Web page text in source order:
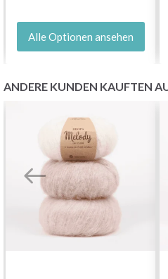
Alle Optionen ansehen
ANDERE KUNDEN KAUFTEN
Sparen Sie
Werden Sie Teil
und erhalten Sie